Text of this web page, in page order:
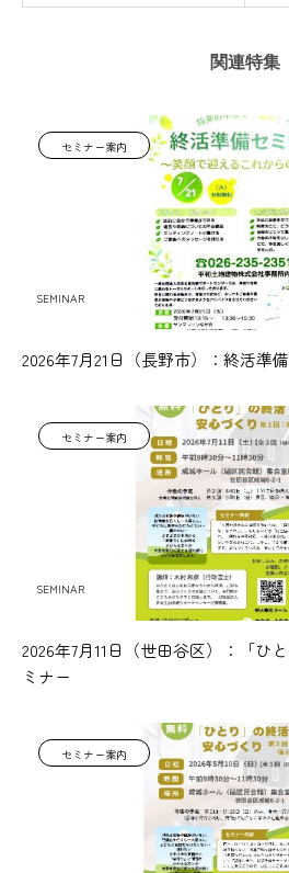
関連特集
セミナー案内
SEMINAR
2026年7月21日（長野市）：終活準
セミナー案内
SEMINAR
2026年7月11日（世田谷区）：「ひ
ミナー
セミナー案内